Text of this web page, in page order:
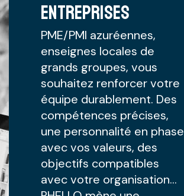
ENTREPRISES
PME/PMI azuréennes,
enseignes locales de
grands groupes, vous
souhaitez renforcer votre
équipe durablement. Des
compétences précises,
une personnalité en phase
avec vos valeurs, des
objectifs compatibles
avec votre organisation…